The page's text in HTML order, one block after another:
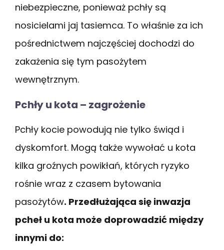
niebezpieczne, ponieważ pchły są
nosicielami jaj tasiemca. To właśnie za ich
pośrednictwem najczęściej dochodzi do
zakażenia się tym pasożytem
wewnętrznym.
Pchły u kota – zagrożenie
Pchły kocie powodują nie tylko świąd i
dyskomfort. Mogą także wywołać u kota
kilka groźnych powikłań, których ryzyko
rośnie wraz z czasem bytowania
pasożytów. Przedłużająca się inwazja
pcheł u kota może doprowadzić między
innymi do: